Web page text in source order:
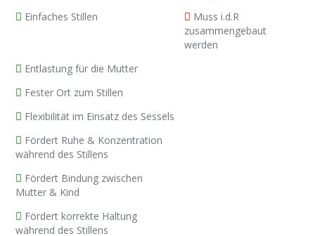
Einfaches Stillen
Muss i.d.R
zusammengebaut
werden
Entlastung für die Mutter
Fester Ort zum Stillen
Flexibilität im Einsatz des Sessels
Fördert Ruhe & Konzentration
während des Stillens
Fördert Bindung zwischen
Mutter & Kind
Fördert korrekte Haltung
während des Stillens